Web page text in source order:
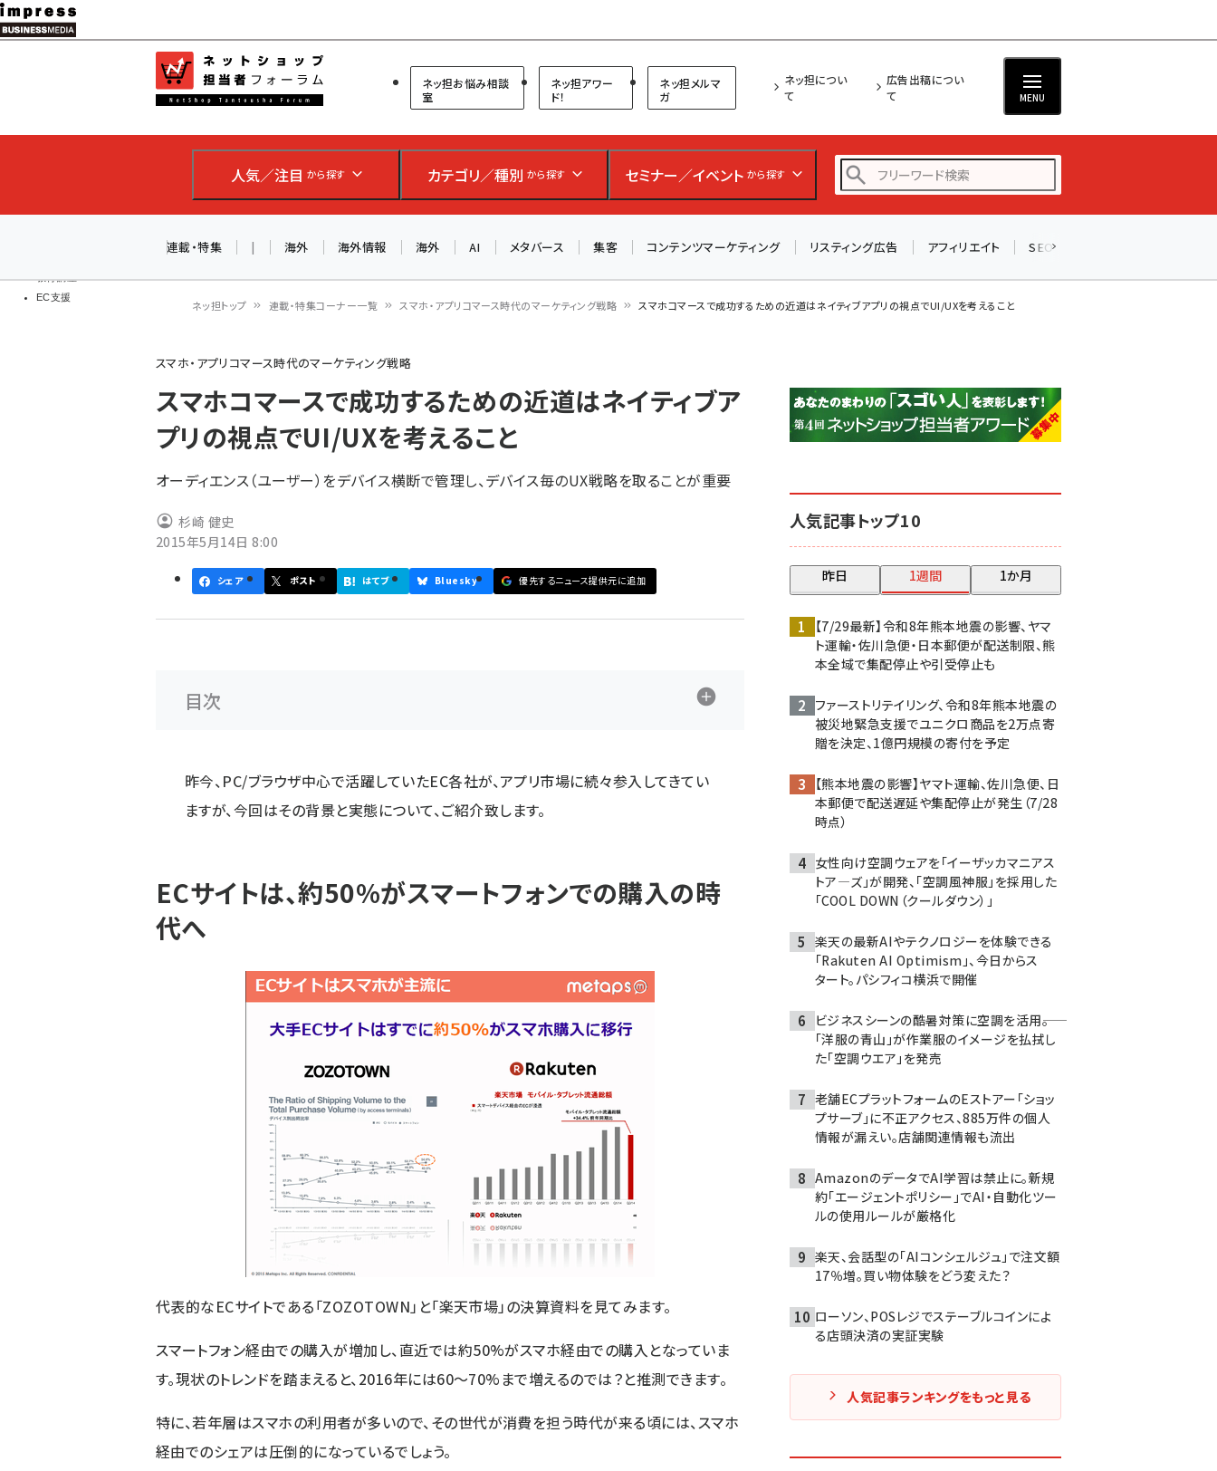
メ
イ
ン
ツ
移
教育講座
EC支援
ネットショップ担当者フォーラム
ネッ担お悩み相談
室
ネッ担アワー
ド！
ネッ担メルマ
ガ
ネッ担につい
て
広告出稿につい
て
MENU
人気／注目 から探す カテゴリ／種別 から探す セミナー／イベント から探す
yahoo (1901)
アスクル (1119)
base (1075)
連載・特集 | 海外 海外情報 海外 AI メタバース 集客 コンテンツマーケティング リスティング広告 アフィリエイト SEO
ン
く
ず
ネッ担トップ 連載・特集コーナー一覧 スマホ・アプリコマース時代のマーケティング戦略 スマホコマースで成功するための近道はネイティブアプリの視点でUI/UXを考えること
スマホ・アプリコマース時代のマーケティング戦略
スマホコマースで成功するための近道はネイティブア
プリの視点でUI/UXを考えること
オーディエンス（ユーザー）をデバイス横断で管理し、デバイス毎のUX戦略を取ることが重要
杉崎 健史
2015年5月14日 8:00
シェア ポスト はてブ Bluesky 優先するニュース提供元に追加
目次
昨今、PC/ブラウザ中心で活躍していたEC各社が、アプリ市場に続々参入してきてい
ますが、今回はその背景と実態について、ご紹介致します。
ECサイトは、約50%がスマートフォンでの購入の時
代へ
代表的なECサイトである「ZOZOTOWN」と「楽天市場」の決算資料を見てみます。
スマートフォン経由での購入が増加し、直近では約50%がスマホ経由での購入となっていま
す。現状のトレンドを踏まえると、2016年には60～70%まで増えるのでは？と推測できます。
特に、若年層はスマホの利用者が多いので、その世代が消費を担う時代が来る頃には、スマホ
経由でのシェアは圧倒的になっているでしょう。
人気記事トップ10
昨日 1週間 1か月
【7/29最新】令和8年熊本地震の影響、ヤマ
ト運輸・佐川急便・日本郵便が配送制限、熊
本全域で集配停止や引受停止も
ファーストリテイリング、令和8年熊本地震の
被災地緊急支援でユニクロ商品を2万点寄
贈を決定、1億円規模の寄付を予定
【熊本地震の影響】ヤマト運輸、佐川急便、日
本郵便で配送遅延や集配停止が発生（7/28
時点）
女性向け空調ウェアを「イーザッカマニアス
トア―ズ」が開発、「空調風神服」を採用した
「COOL DOWN（クールダウン）」
楽天の最新AIやテクノロジーを体験できる
「Rakuten AI Optimism」、今日からス
タート。パシフィコ横浜で開催
ビジネスシーンの酷暑対策に空調を活用――。
「洋服の青山」が作業服のイメージを払拭し
た「空調ウエア」を発売
老舗ECプラットフォームのEストアー「ショッ
プサーブ」に不正アクセス、885万件の個人
情報が漏えい。店舗関連情報も流出
AmazonのデータでAI学習は禁止に。新規
約「エージェントポリシー」でAI・自動化ツー
ルの使用ルールが厳格化
楽天、会話型の「AIコンシェルジュ」で注文額
17％増。買い物体験をどう変えた？
ローソン、POSレジでステーブルコインによ
る店頭決済の実証実験
人気記事ランキングをもっと見る
AIが買い物を代行する時代に打つべき「次の一手」とは？
アルペン、オイシックス、元UA責任者が登壇のリアルECセ
ミナー（8/26＠東京）【交流会も実施】
参加登録はこちら↑